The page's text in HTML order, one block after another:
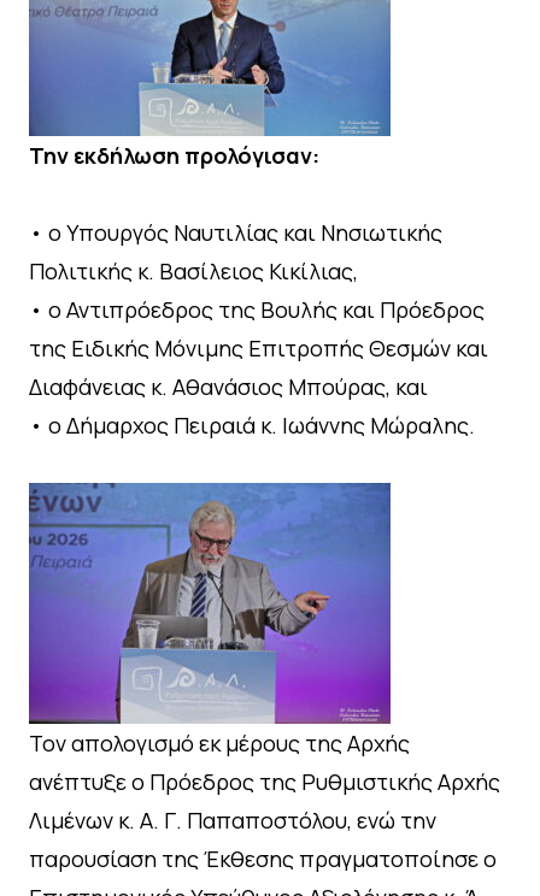
Την εκδήλωση προλόγισαν:
• ο Υπουργός Ναυτιλίας και Νησιωτικής
Πολιτικής κ. Βασίλειος Κικίλιας,
• ο Αντιπρόεδρος της Βουλής και Πρόεδρος
της Ειδικής Μόνιμης Επιτροπής Θεσμών και
Διαφάνειας κ. Αθανάσιος Μπούρας, και
• ο Δήμαρχος Πειραιά κ. Ιωάννης Μώραλης.
Τον απολογισμό εκ μέρους της Αρχής
ανέπτυξε ο Πρόεδρος της Ρυθμιστικής Αρχής
Λιμένων κ. Α. Γ. Παπαποστόλου, ενώ την
παρουσίαση της Έκθεσης πραγματοποίησε ο